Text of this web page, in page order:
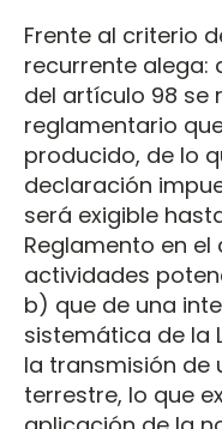
Frente al criterio
recurrente alega:
del artículo 98 se
reglamentario
producido, de lo
declaración
será exigible
Reglamento en el
actividades
b) que de una
sistemática de la
la transmisión de
terrestre, lo que